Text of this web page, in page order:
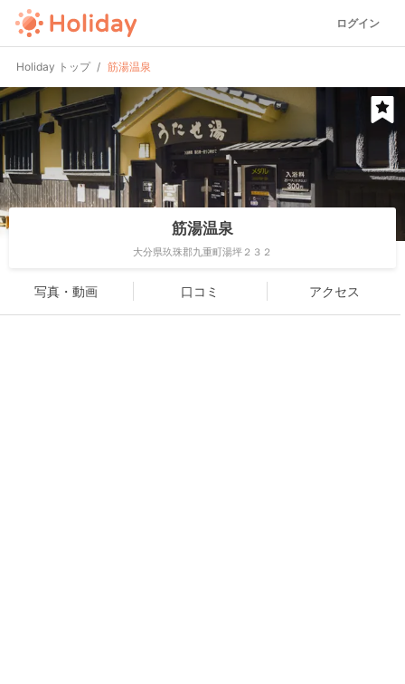
ログイン
Holiday トップ 筋湯温泉
筋湯温泉
大分県玖珠郡九重町湯坪２３２
写真・動画 口コミ アクセス